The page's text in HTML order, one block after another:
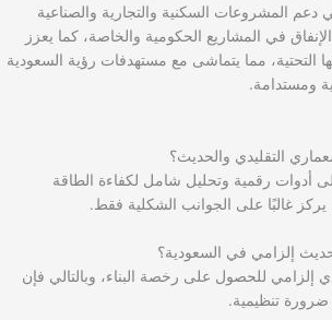
المشروعات السكنية والتجارية والصناعية
في المشاريع الحكومية والخاصة، كما يعزز
التحتية، مما يتماشى مع مستهدفات رؤية السعودية
التقليدي والحديث؟
أدوات رقمية وتحليل شامل لكفاءة الطاقة
يركز غالبًا على الجوانب الشكلية فقط.
إلزامي في السعودية؟
إلزامي للحصول على رخصة البناء، وبالتالي فإن
ضرورة تنظيمية.